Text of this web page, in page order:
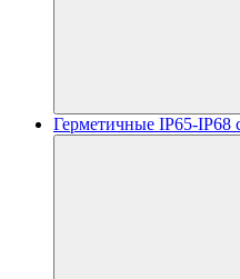
Герметичные IP65-IP68